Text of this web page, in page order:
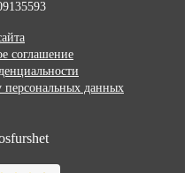
соглашение
персональных данных